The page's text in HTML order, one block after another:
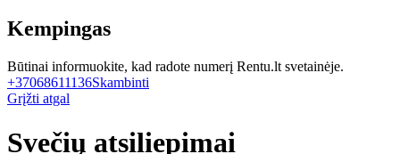
Kempingas
Būtinai informuokite, kad radote numerį Rentu.lt svetainėje.
+37068611136Skambinti
Grįžti atgal
Svečių atsiliepimai